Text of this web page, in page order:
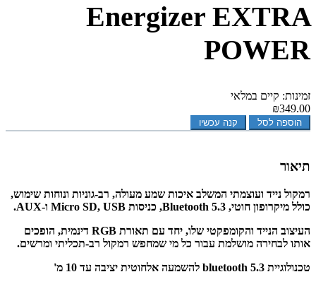
Energizer EXTRA
POWER
זמינות: קיים במלאי
₪349.00
הוספה לסל קנה עכשיו
תיאור
רמקול נייד ועוצמתי המשלב איכות שמע מעולה, רב-גוניות ונוחות שימוש,
כולל מיקרופון חוטי, Bluetooth 5.3, כניסות Micro SD, USB ו-AUX.
העיצוב הנייד והקומפקטי שלו, יחד עם תאורת RGB דינמית, הופכים
אותו לבחירה מושלמת עבור כל מי שמחפש רמקול רב-תכליתי ומרשים.
טכנולוגיית bluetooth 5.3 להשמעה אלחוטית יציבה עד 10 מ'